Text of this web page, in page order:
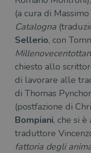
(a cura di
Catalogna
Sellerio, con
chiesto allo
di lavorare alle
di Thomas
(postfazione di
Bompiani, che si
traduttore
fattoria degli